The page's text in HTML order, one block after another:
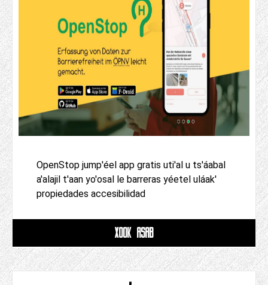
OpenStop jump'éel app gratis uti'al u ts'áabal
a'alajil t'aan yo'osal le barreras yéetel uláak'
propiedades accesibilidad
XOOK ASAB